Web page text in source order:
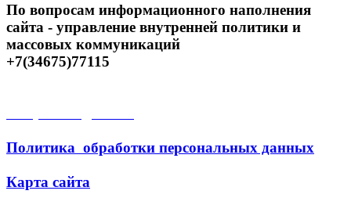
По вопросам информационного наполнения
сайта - управление внутренней политики и
массовых коммуникаций
+7(34675)77115
Политика обработки персональных данных
Карта сайта